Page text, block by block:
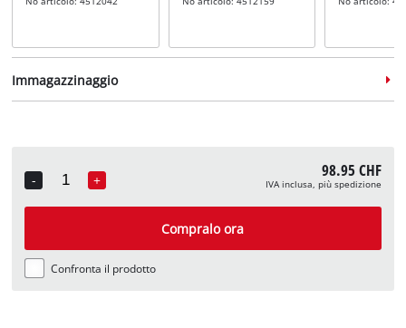
Immagazzinaggio
No articolo: 4540021
-
Quantity
+ 98.95 CHF
IVA inclusa, più spedizione
Compralo ora
Confronta il prodotto